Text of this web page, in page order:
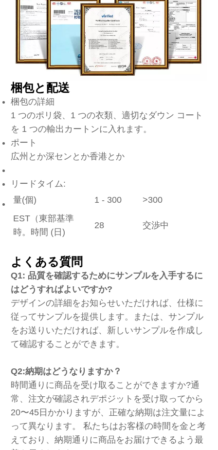
梱包と配送
梱包の詳細
1 つのポリ袋、1 つの衣類、適切なダウン コート
を 1 つの輸出カートンに入れます。
ポート
広州とか深センとか香港とか
リードタイム:
量(個)
1 - 300
>300
EST（東部基準
時。時間 (日)
28 交渉中
よくある質問
Q1: 品質を確認するためにサンプルを入手するに
はどうすればよいですか?
デザインの詳細をお知らせいただければ、仕様に
従ってサンプルを提供します。または、サンプル
をお送りいただければ、新しいサンプルを作成し
て確認することができます。
Q2:納期はどうなりますか？
時間通りに商品を受け取ることができますか?通
常、注文が確認されデポジットを受け取ってから
20〜45日かかりますが、正確な納期は注文量によ
って異なります。 私たちはお客様の時間を金と考
えており、納期通りに商品をお届けできるよう最